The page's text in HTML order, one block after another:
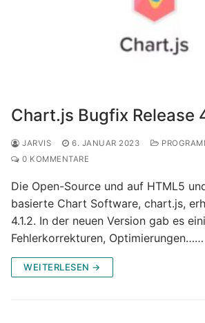
Chart.js Bugfix Release
JARVIS 6. JANUAR 2023
0 KOMMENTARE
Die Open-Source und auf HTML5
basierte Chart Software, chart.js,
4.1.2. In der neuen Version gab es
Fehlerkorrekturen, Optimierungen……
WEITERLESEN →